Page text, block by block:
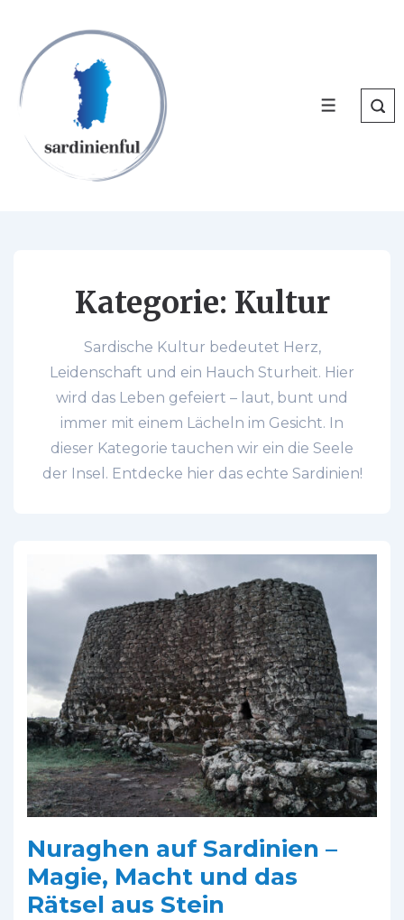
Inhalt
MENÜ
Kategorie: Kultur
Sardische Kultur bedeutet Herz,
Leidenschaft und ein Hauch Sturheit. Hier
wird das Leben gefeiert – laut, bunt und
immer mit einem Lächeln im Gesicht. In
dieser Kategorie tauchen wir ein die Seele
der Insel. Entdecke hier das echte Sardinien!
Nuraghen auf Sardinien –
Magie, Macht und das
Rätsel aus Stein